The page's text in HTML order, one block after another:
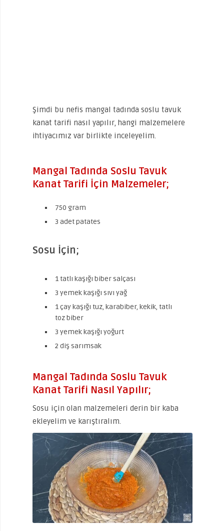
Şimdi bu nefis mangal tadında soslu tavuk
kanat tarifi nasıl yapılır, hangi malzemelere
ihtiyacımız var birlikte inceleyelim.
Mangal Tadında Soslu Tavuk
Kanat Tarifi İçin Malzemeler;
750 gram
3 adet patates
Sosu İçin;
1 tatlı kaşığı biber salçası
3 yemek kaşığı sıvı yağ
1 çay kaşığı tuz, karabiber, kekik, tatlı
toz biber
3 yemek kaşığı yoğurt
2 diş sarımsak
Mangal Tadında Soslu Tavuk
Kanat Tarifi Nasıl Yapılır;
Sosu için olan malzemeleri derin bir kaba
ekleyelim ve karıştıralım.